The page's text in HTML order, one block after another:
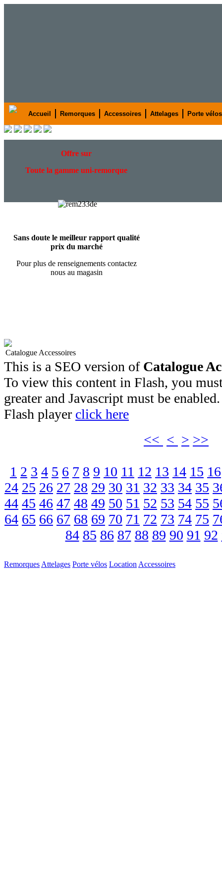
Accueil Remorques Accessoires Attelages Porte vélos
Offre sur
Toute la gamme uni-remorque
Sans doute le meilleur rapport qualité
prix du marché
Pour plus de renseignements contactez
nous au magasin
Catalogue Accessoires
This is a SEO version of Catalogue
To view this content in Flash, you
greater and Javascript must be
Flash player click here
<< < > >>
1 2 3 4 5 6 7 8 9 10 11 12 13 14 15 16
24 25 26 27 28 29 30 31 32 33 34 35
44 45 46 47 48 49 50 51 52 53 54 55
64 65 66 67 68 69 70 71 72 73 74 75
84 85 86 87 88 89 90 91 92
Remorques Attelages Porte vélos Location Accessoires